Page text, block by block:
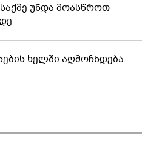
უნდა მოასწროთ
ხელში აღმოჩნდება: